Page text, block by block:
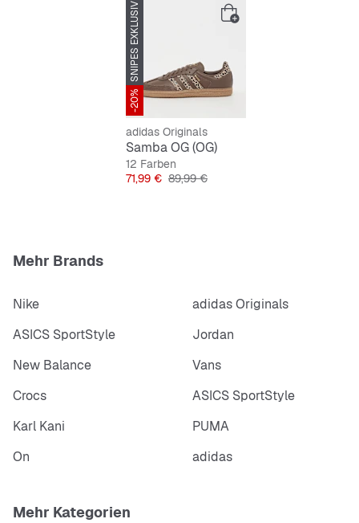
adidas
Branding und ein Design, das zu
wirklich jedem Style passt, machen diese Turnschuhe zu
einem Must-have für alle Kinder, die auch bei coolen
Looks nicht auf Komfort verzichten möchten. Ob beim
Spielen mit Freunden oder auf dem Wochenendausflug
mit der Familie – dieser Klassiker begleitet die Kids in
Reguläre Passform
SNIPES EXKLUSIV
-20%
adidas Originals
Samba OG (OG)
12 Farben
Preis
71,99 € Originalpreis
89,99 €
Mehr Brands
Nike
adidas Originals
ASICS SportStyle
Jordan
New Balance
Vans
Crocs
ASICS SportStyle
Karl Kani
PUMA
On
adidas
Mehr Kategorien